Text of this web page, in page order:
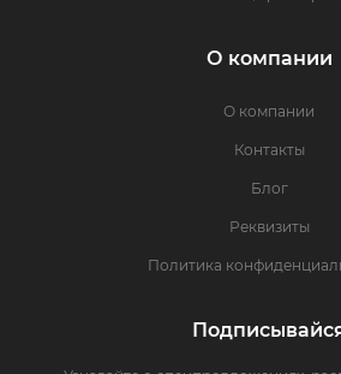
О компании
О компании
Контакты
Блог
Реквизиты
Политика